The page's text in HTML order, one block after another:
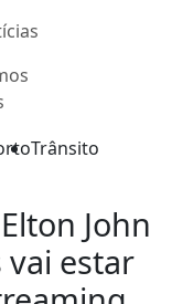
Trânsito
John
vai estar